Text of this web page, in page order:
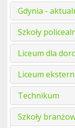
Gdynia -
Szkoły
Liceum dla
Liceum
Technikum
Szkoły